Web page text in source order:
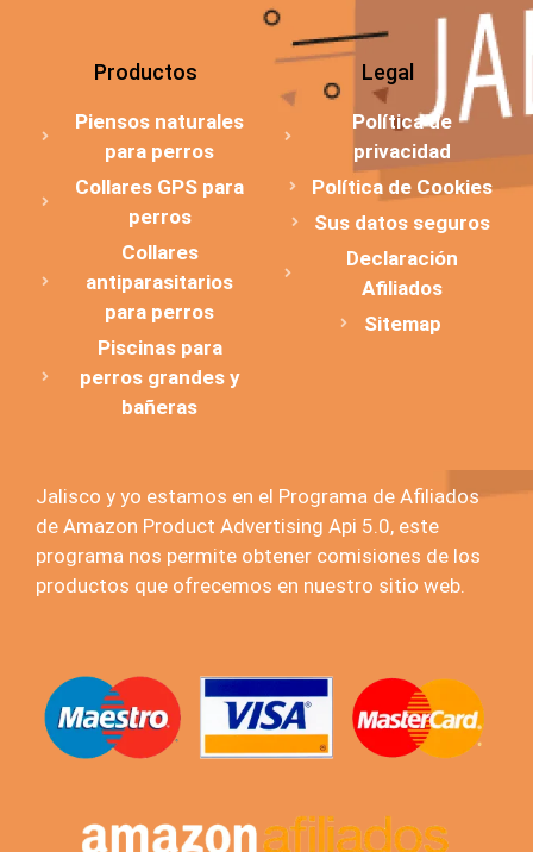
Productos
Piensos naturales
para perros
Collares GPS para
perros
Collares
antiparasitarios
para perros
Piscinas para
perros grandes y
bañeras
Legal
Política de
privacidad
Política de Cookies
Sus datos seguros
Declaración
Afiliados
Sitemap
Jalisco y yo estamos en el Programa de Afiliados
de Amazon Product Advertising Api 5.0, este
programa nos permite obtener comisiones de los
productos que ofrecemos en nuestro sitio web.